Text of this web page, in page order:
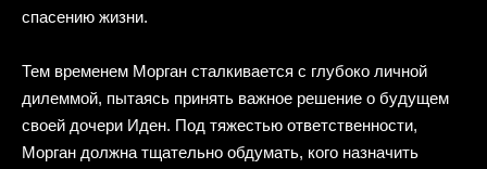
спасению жизни.
Тем временем Морган сталкивается с глубоко личной
дилеммой, пытаясь принять важное решение о будущем
своей дочери Иден. Под тяжестью ответственности,
Морган должна тщательно обдумать, кого назначить